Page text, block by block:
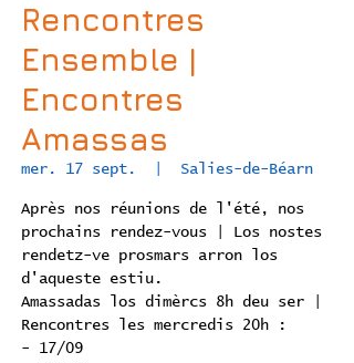
Rencontres
Ensemble |
Encontres
Amassas
mer. 17 sept. Salies-de-Béarn
Après nos réunions de l'été, nos
prochains rendez-vous | Los nostes
rendetz-ve prosmars arron los
d'aqueste estiu.
Amassadas los dimèrcs 8h deu ser |
Rencontres les mercredis 20h :
- 17/09